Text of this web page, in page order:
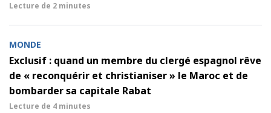
Lecture de 2 minutes
MONDE
Exclusif : quand un membre du clergé espagnol rêve
de « reconquérir et christianiser » le Maroc et de
bombarder sa capitale Rabat
Lecture de 4 minutes